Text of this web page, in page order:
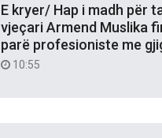
E kryer/ Hap i madh për
vjeçari Armend Muslika
parë profesioniste me
10:55